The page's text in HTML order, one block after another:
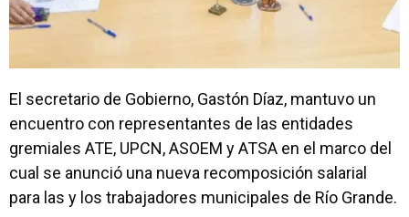
El secretario de Gobierno, Gastón Díaz, mantuvo un
encuentro con representantes de las entidades
gremiales ATE, UPCN, ASOEM y ATSA en el marco del
cual se anunció una nueva recomposición salarial
para las y los trabajadores municipales de Río Grande.